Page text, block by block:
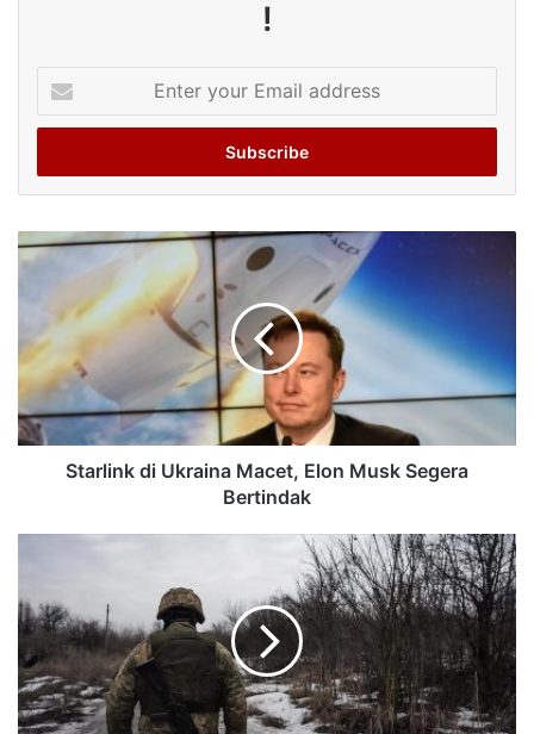
!
your
Email
Starlink di Ukraina Macet, Elon Musk Segera
Bertindak